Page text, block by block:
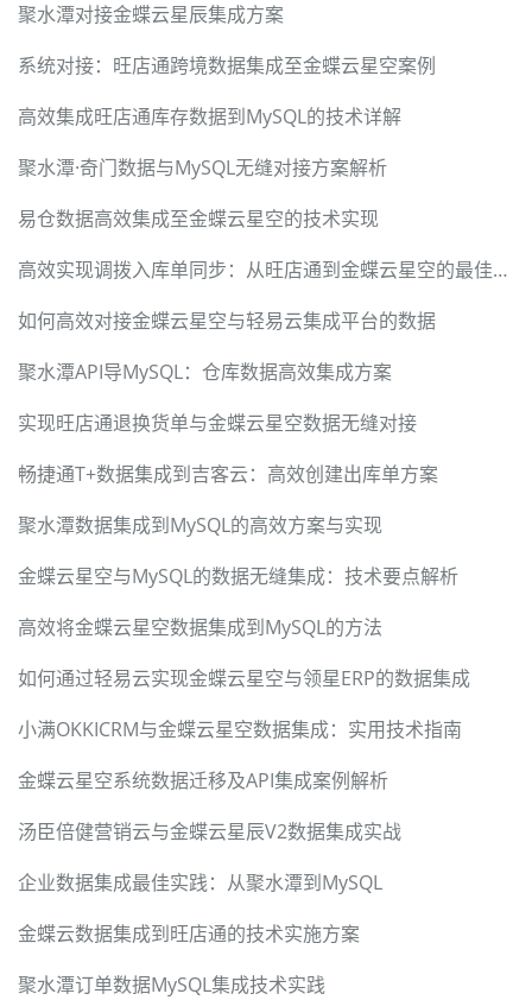
聚水潭对接金蝶云星辰集成方案
系统对接：旺店通跨境数据集成至金蝶云星空案例
高效集成旺店通库存数据到MySQL的技术详解
聚水潭·奇门数据与MySQL无缝对接方案解析
易仓数据高效集成至金蝶云星空的技术实现
高效实现调拨入库单同步：从旺店通到金蝶云星空的最佳实践
如何高效对接金蝶云星空与轻易云集成平台的数据
聚水潭API导MySQL：仓库数据高效集成方案
实现旺店通退换货单与金蝶云星空数据无缝对接
畅捷通T+数据集成到吉客云：高效创建出库单方案
聚水潭数据集成到MySQL的高效方案与实现
金蝶云星空与MySQL的数据无缝集成：技术要点解析
高效将金蝶云星空数据集成到MySQL的方法
如何通过轻易云实现金蝶云星空与领星ERP的数据集成
小满OKKICRM与金蝶云星空数据集成：实用技术指南
金蝶云星空系统数据迁移及API集成案例解析
汤臣倍健营销云与金蝶云星辰V2数据集成实战
企业数据集成最佳实践：从聚水潭到MySQL
金蝶云数据集成到旺店通的技术实施方案
聚水潭订单数据MySQL集成技术实践